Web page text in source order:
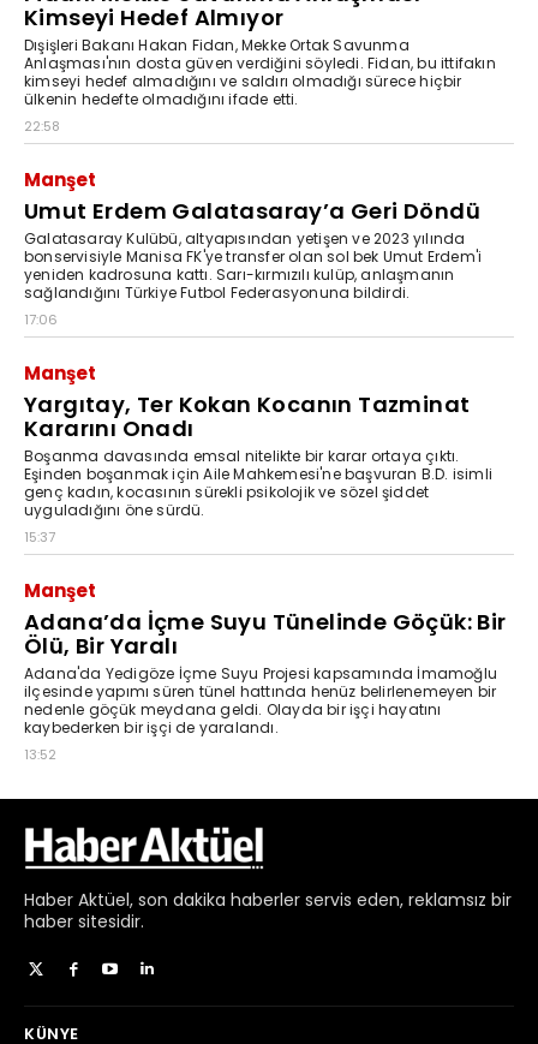
Haber Aktüel, son dakika haberler servis eden, reklamsız bir
haber sitesidir.
KÜNYE